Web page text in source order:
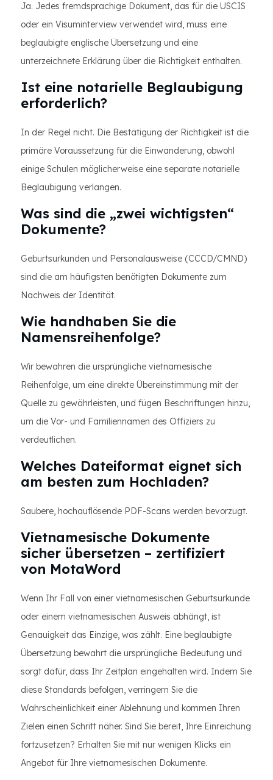
Ja. Jedes fremdsprachige Dokument, das für die USCIS
oder ein Visuminterview verwendet wird, muss eine
beglaubigte englische Übersetzung und eine
unterzeichnete Erklärung über die Richtigkeit enthalten.
Ist eine notarielle Beglaubigung
erforderlich?
In der Regel nicht. Die Bestätigung der Richtigkeit ist die
primäre Voraussetzung für die Einwanderung, obwohl
einige Schulen möglicherweise eine separate notarielle
Beglaubigung verlangen.
Was sind die „zwei wichtigsten“
Dokumente?
Geburtsurkunden und Personalausweise (CCCD/CMND)
sind die am häufigsten benötigten Dokumente zum
Nachweis der Identität.
Wie handhaben Sie die
Namensreihenfolge?
Wir bewahren die ursprüngliche vietnamesische
Reihenfolge, um eine direkte Übereinstimmung mit der
Quelle zu gewährleisten, und fügen Beschriftungen hinzu,
um die Vor- und Familiennamen des Offiziers zu
verdeutlichen.
Welches Dateiformat eignet sich
am besten zum Hochladen?
Saubere, hochauflösende PDF-Scans werden bevorzugt.
Vietnamesische Dokumente
sicher übersetzen – zertifiziert
von MotaWord
Wenn Ihr Fall von einer vietnamesischen Geburtsurkunde
oder einem vietnamesischen Ausweis abhängt, ist
Genauigkeit das Einzige, was zählt. Eine beglaubigte
Übersetzung bewahrt die ursprüngliche Bedeutung und
sorgt dafür, dass Ihr Zeitplan eingehalten wird. Indem Sie
diese Standards befolgen, verringern Sie die
Wahrscheinlichkeit einer Ablehnung und kommen Ihren
Zielen einen Schritt näher. Sind Sie bereit, Ihre Einreichung
fortzusetzen? Erhalten Sie mit nur wenigen Klicks ein
Angebot für Ihre vietnamesischen Dokumente.